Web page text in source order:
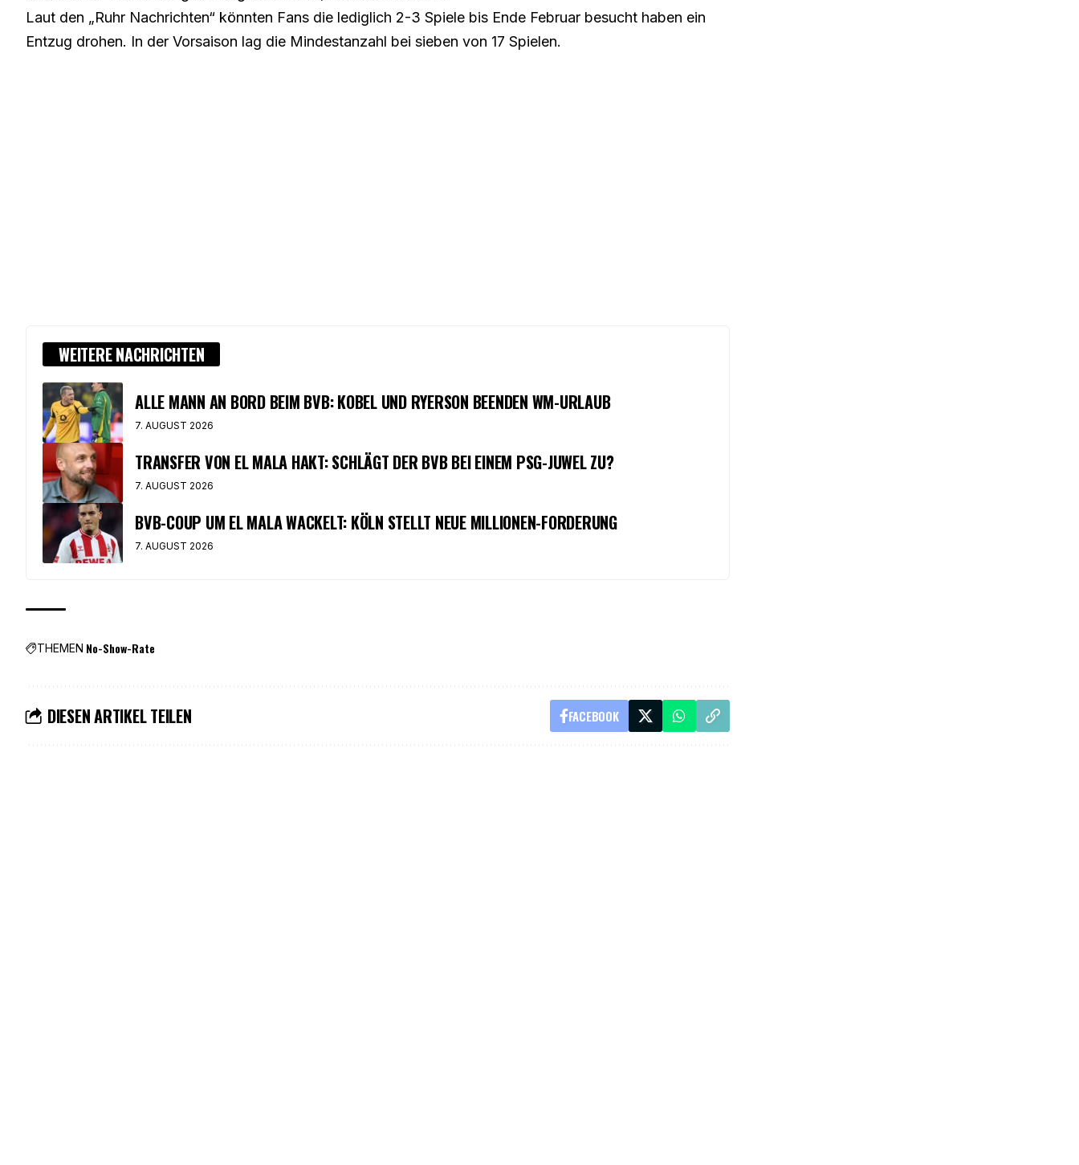
Laut den „Ruhr Nachrichten“ könnten Fans die lediglich 2-3 Spiele bis Ende Februar besucht haben ein
Entzug drohen. In der Vorsaison lag die Mindestanzahl bei sieben von 17 Spielen.
WEITERE NACHRICHTEN
ALLE MANN AN BORD BEIM BVB: KOBEL UND RYERSON BEENDEN WM-URLAUB
7. AUGUST 2026
TRANSFER VON EL MALA HAKT: SCHLÄGT DER BVB BEI EINEM PSG-JUWEL ZU?
7. AUGUST 2026
BVB-COUP UM EL MALA WACKELT: KÖLN STELLT NEUE MILLIONEN-FORDERUNG
7. AUGUST 2026
THEMEN No-Show-Rate
DIESEN ARTIKEL TEILEN FACEBOOK